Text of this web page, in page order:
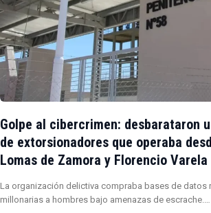
Golpe al cibercrimen: desbarataron
de extorsionadores que operaba
Lomas de Zamora y Florencio Varela
La organización delictiva compraba bases de datos
millonarias a hombres bajo amenazas de escrache.…